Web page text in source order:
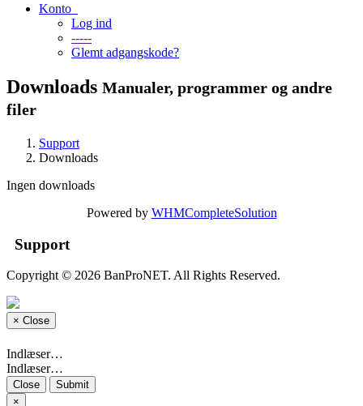
Konto
Log ind
-----
Glemt adgangskode?
Downloads Manualer, programmer og andre
filer
Support
Downloads
Ingen downloads
Powered by WHMCompleteSolution
Support
Copyright © 2026 BanProNET. All Rights Reserved.
× Close
Indlæser…
Indlæser…
Close
Submit
×